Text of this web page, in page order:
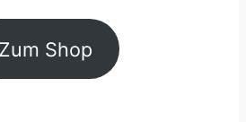
Zum Shop